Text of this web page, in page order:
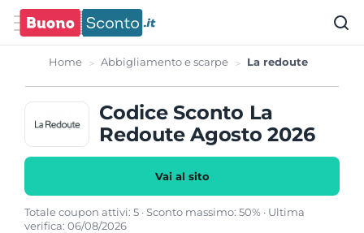
Home Abbigliamento e scarpe La redoute
Codice Sconto La
Redoute Agosto 2026
Vai al sito
Totale coupon attivi: 5 · Sconto massimo: 50% · Ultima
verifica: 06/08/2026